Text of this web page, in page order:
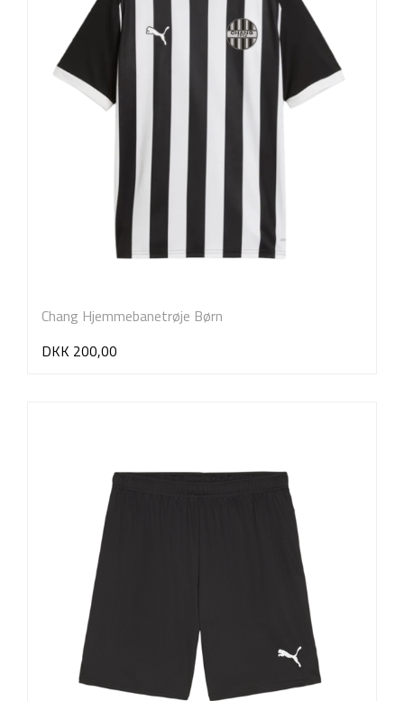
Chang Hjemmebanetrøje Børn
DKK 200,00